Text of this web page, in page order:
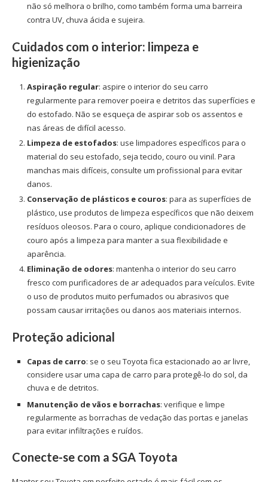
não só melhora o brilho, como também forma uma barreira
contra UV, chuva ácida e sujeira.
Cuidados com o interior: limpeza e
higienização
Aspiração regular: aspire o interior do seu carro
regularmente para remover poeira e detritos das superfícies e
do estofado. Não se esqueça de aspirar sob os assentos e
nas áreas de difícil acesso.
Limpeza de estofados: use limpadores específicos para o
material do seu estofado, seja tecido, couro ou vinil. Para
manchas mais difíceis, consulte um profissional para evitar
danos.
Conservação de plásticos e couros: para as superfícies de
plástico, use produtos de limpeza específicos que não deixem
resíduos oleosos. Para o couro, aplique condicionadores de
couro após a limpeza para manter a sua flexibilidade e
aparência.
Eliminação de odores: mantenha o interior do seu carro
fresco com purificadores de ar adequados para veículos. Evite
o uso de produtos muito perfumados ou abrasivos que
possam causar irritações ou danos aos materiais internos.
Proteção adicional
Capas de carro: se o seu Toyota fica estacionado ao ar livre,
considere usar uma capa de carro para protegê-lo do sol, da
chuva e de detritos.
Manutenção de vãos e borrachas: verifique e limpe
regularmente as borrachas de vedação das portas e janelas
para evitar infiltrações e ruídos.
Conecte-se com a SGA Toyota